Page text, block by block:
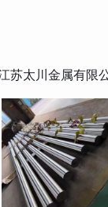
苏太川金属有限